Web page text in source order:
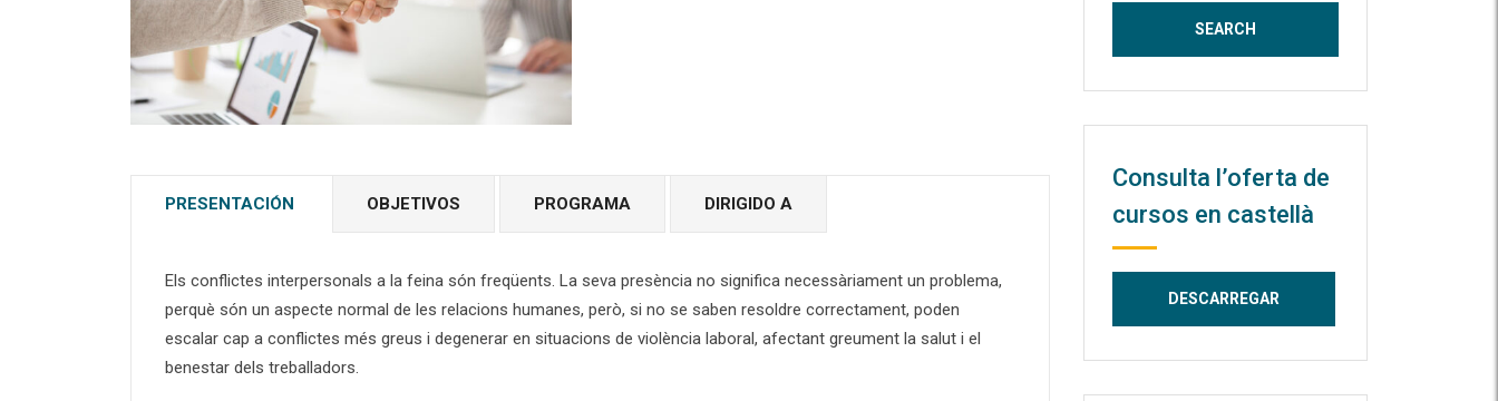
PRESENTACIÓN OBJETIVOS PROGRAMA DIRIGIDO A
Els conflictes interpersonals a la feina són freqüents. La seva presència no significa necessàriament un problema,
perquè són un aspecte normal de les relacions humanes, però, si no se saben resoldre correctament, poden
escalar cap a conflictes més greus i degenerar en situacions de violència laboral, afectant greument la salut i el
benestar dels treballadors.
Consulta l’oferta de
cursos en castellà